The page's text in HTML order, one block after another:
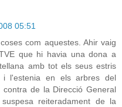
05:51
com aquestes. Ahir vaig
que hi havia una dona a
amb tot els seus estris
l'estenia en els arbres del
de la Direcció General
reiteradament de la